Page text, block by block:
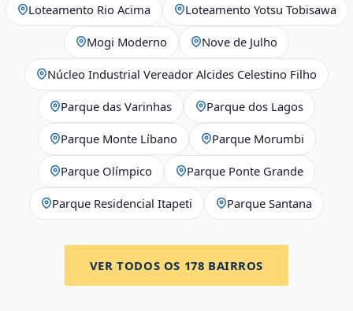
Loteamento Rio Acima Loteamento Yotsu Tobisawa
Mogi Moderno Nove de Julho
Núcleo Industrial Vereador Alcides Celestino Filho
Parque das Varinhas Parque dos Lagos
Parque Monte Líbano Parque Morumbi
Parque Olímpico Parque Ponte Grande
Parque Residencial Itapeti Parque Santana
VER TODOS OS 178 BAIRROS